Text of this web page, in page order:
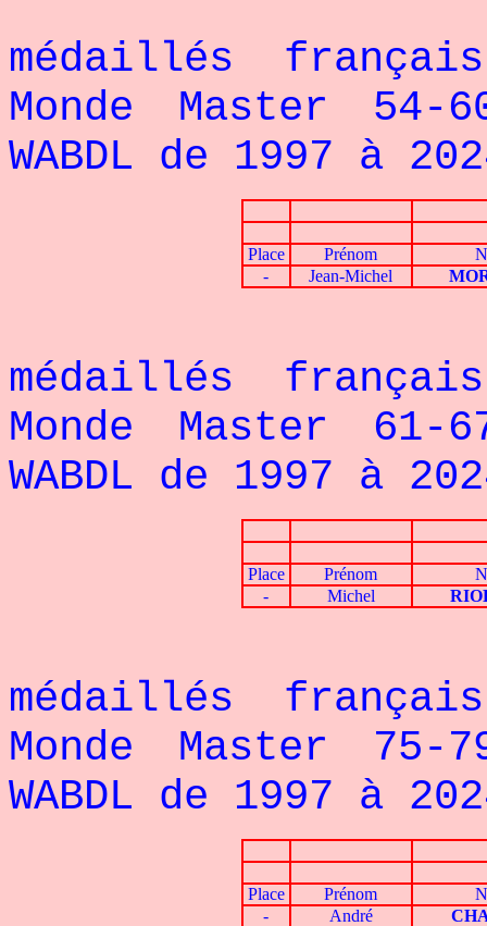
médaillés
Monde Master 54-
WABDL de 1997 à
Place Prénom
-
Jean-Michel
médaillés
Monde Master 61-
WABDL de 1997 à
Place Prénom
-
Michel
médaillés
Monde Master 75-
WABDL de 1997 à
Place Prénom
-
André